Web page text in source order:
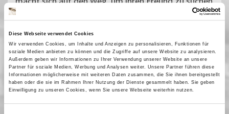
Diese Webseite verwendet Cookies
Wir verwenden Cookies, um Inhalte und Anzeigen zu personalisieren, Funktionen für
soziale Medien anbieten zu können und die Zugriffe auf unsere Website zu analysieren.
Außerdem geben wir Informationen zu Ihrer Verwendung unserer Website an unsere
Partner für soziale Medien, Werbung und Analysen weiter. Unsere Partner führen diese
Informationen möglicherweise mit weiteren Daten zusammen, die Sie ihnen bereitgestellt
haben oder die sie im Rahmen Ihrer Nutzung der Dienste gesammelt haben. Sie geben
Einwilligung zu unseren Cookies, wenn Sie unsere Webseite weiterhin nutzen.
...
18 Januar 2006| 14:00
21 Januar 2006| 16:00
22 Januar 2006| 16:00